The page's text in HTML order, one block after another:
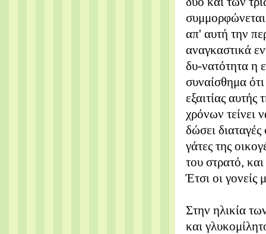
απ' αυτή την
αναγκαστικά
δυ-νατότητα η
συναίσθημα
εξαιτίας αυτής
χρόνων τείνει
δώσει
γάτες της
του στρατό,
Έτσι οι γονείς
Στην ηλικία
και